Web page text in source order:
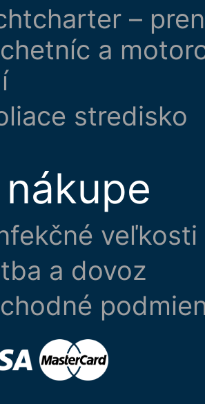
–
a
stredisko
veľkosti
a dovoz